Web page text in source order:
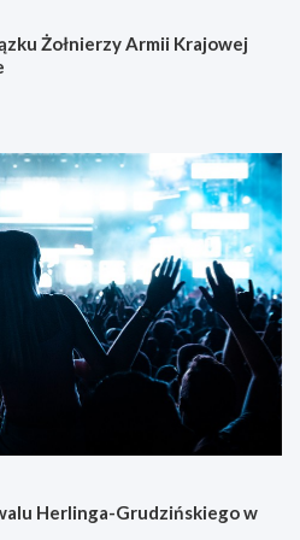
Żołnierzy Armii Krajowej
Herlinga-Grudzińskiego w